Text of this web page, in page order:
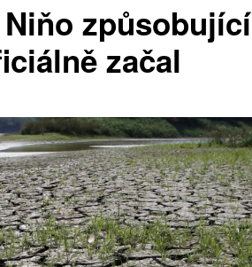
způsobující
začal